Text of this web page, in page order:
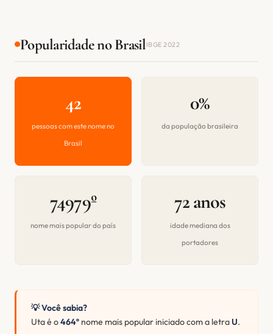
Popularidade no BrasilIBGE 2022
42
pessoas com este nome no
Brasil
0%
da população brasileira
74979º
nome mais popular do país
72 anos
idade mediana dos
portadores
💡 Você sabia?
Uta é o464º nome mais popular iniciado com a letraU.